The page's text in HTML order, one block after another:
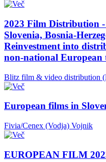
2023 Film Distribution
Slovenia, Bosnia-
Reinvestment into
non-national European
Blitz film & video distribution
European films in
Fivia/Cenex (Vodja) Vojnik
EUROPEAN FILM